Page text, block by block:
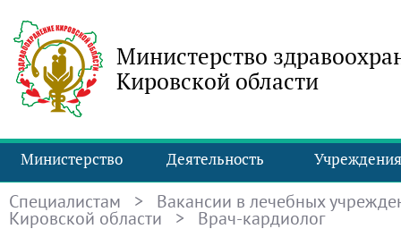
Министерство
Кировской области
Министерство Деятельность Учреждения
Специалистам > Вакансии в лечебных
Кировской области > Врач-кардиолог